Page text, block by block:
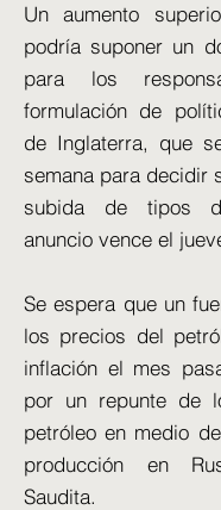
Un aumento
podría suponer un
para los
formulación de
de Inglaterra, que
semana para decidir
subida de tipos
anuncio vence el
Se espera que un
los precios del
inflación el mes
por un repunte de
petróleo en medio
producción en
Saudita.